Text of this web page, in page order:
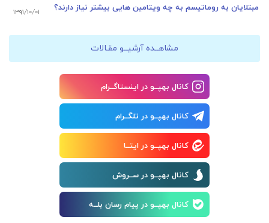
مبتلایان به روماتیسم به چه ویتامین هایی بیشتر نیاز دارند؟ ۱۳۹۱/۱۰/۰۱
مشاهــده آرشیــو مقـالات
کانال بهپــو در اینستاگــرام
کانال بهپــو در تلگــرام
کانال بهپــو در ایتــا
کانال بهپــو در ســروش
کانال بهپــو در پیام رسان بلــه